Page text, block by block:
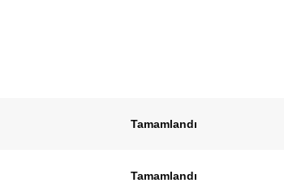
Tamamlandı
Tamamlandı